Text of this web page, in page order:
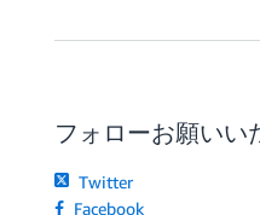
フォローお願いい
Twitter
Facebook